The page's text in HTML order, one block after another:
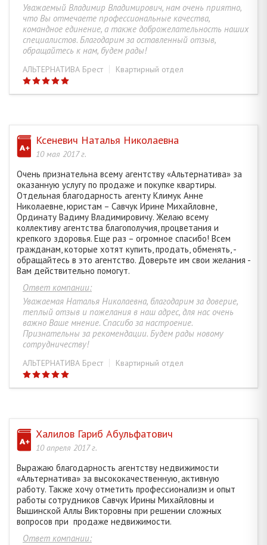
ПРИВАЛОВА ДИАНА СТАНИСЛАВОВНА 38
ПАШКЕВИЧ АЛЕКСАНДР НИКОЛАЕВИЧ
ЯРМОЦИК АНДРЕЙ ПЕТРОВИЧ
Уважаемый Владимир Владимирович, нам очень приятно,
что Вы отмечаете профессиональные качества,
командное единение, а также доброжелательность наших
специалистов. Благодарим за оставленный отзыв,
обращайтесь к нам, будем рады!
АЛЬТЕРНАТИВА Брест Квартирный отдел
Ксеневич Наталья Николаевна
10 мая 2017 г.
Очень признательна всему агентству «Альтернатива» за
оказанную услугу по продаже и покупке квартиры.
Отдельная благодарность агенту Климук Анне
Николаевне, юристам – Савчук Ирине Михайловне,
Ординату Вадиму Владимировичу. Желаю всему
коллективу агентства благополучия, процветания и
крепкого здоровья. Еще раз – огромное спасибо! Всем
гражданам, которые хотят купить, продать, обменять, -
обращайтесь в это агентство. Доверьте им свои желания -
Вам действительно помогут.
Ответ компании:
Уважаемая Наталья Николаевна, благодарим за доверие,
теплый отзыв и пожелания в наш адрес, для нас очень
важно Ваше мнение. Спасибо за настроение.
Признательны за рекомендации. Будем рады новому
сотрудничеству!
АЛЬТЕРНАТИВА Брест Квартирный отдел
Халилов Гариб Абульфатович
10 апреля 2017 г.
Выражаю благодарность агентству недвижимости
«Альтернатива» за высококачественную, активную
работу. Также хочу отметить профессионализм и опыт
работы сотрудников Савчук Ирины Михайловны и
Вышинской Аллы Викторовны при решении сложных
вопросов при продаже недвижимости.
Ответ компании: